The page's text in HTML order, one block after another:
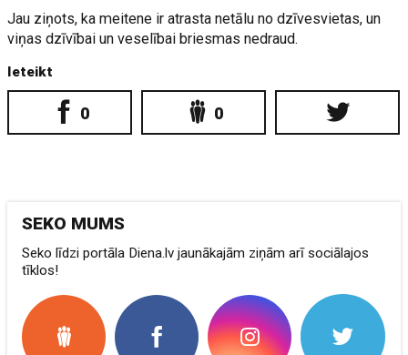
Jau ziņots, ka meitene ir atrasta netālu no dzīvesvietas, un
viņas dzīvībai un veselībai briesmas nedraud.
Ieteikt
0 0
SEKO MUMS
Seko līdzi portāla Diena.lv jaunākajām ziņām arī sociālajos
tīklos!